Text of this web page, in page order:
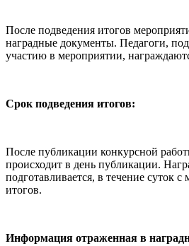
После подведения итогов
наградные документы. Педагоги,
участию в мероприятии,
Срок подведения итогов:
После публикации конкурсной
происходит в день публикации.
подготавливается, в течение суток
итогов.
Информация отраженная в